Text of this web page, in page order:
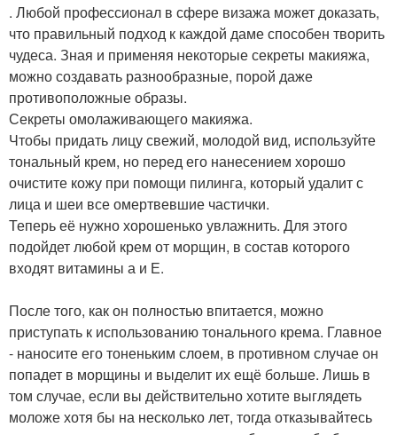
. Любой профессионал в сфере визажа может доказать,
что правильный подход к каждой даме способен творить
чудеса. Зная и применяя некоторые секреты макияжа,
можно создавать разнообразные, порой даже
противоположные образы.
Секреты омолаживающего макияжа.
Чтобы придать лицу свежий, молодой вид, используйте
тональный крем, но перед его нанесением хорошо
очистите кожу при помощи пилинга, который удалит с
лица и шеи все омертвевшие частички.
Теперь её нужно хорошенько увлажнить. Для этого
подойдет любой крем от морщин, в состав которого
входят витамины а и Е.
После того, как он полностью впитается, можно
приступать к использованию тонального крема. Главное
- наносите его тоненьким слоем, в противном случае он
попадет в морщины и выделит их ещё больше. Лишь в
том случае, если вы действительно хотите выглядеть
моложе хотя бы на несколько лет, тогда отказывайтесь